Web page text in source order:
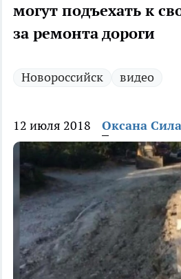
могут подъехать к
за ремонта дороги
Новороссийск видео
12 июля 2018 Оксана